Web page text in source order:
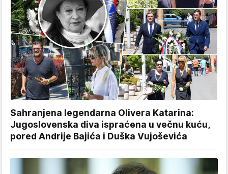
Sahranjena legendarna Olivera Katarina:
Jugoslovenska diva ispraćena u večnu kuću,
pored Andrije Bajića i Duška Vujoševića